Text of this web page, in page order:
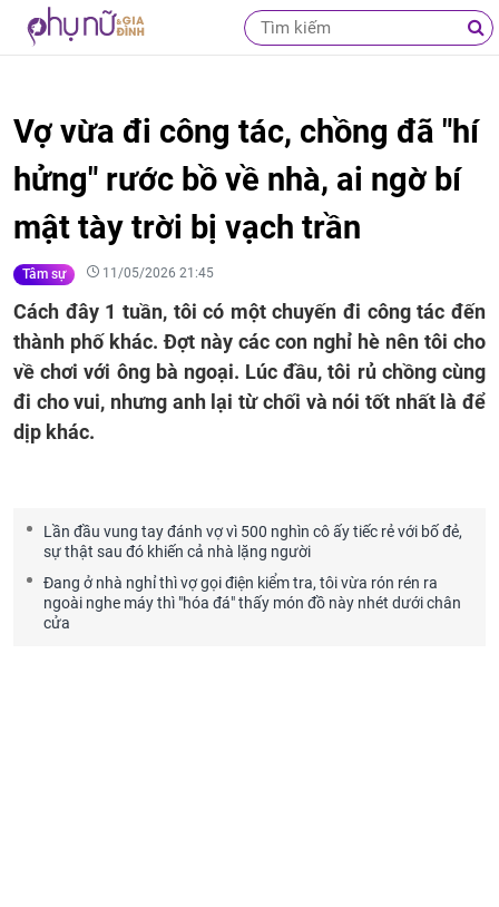
Vợ vừa đi công tác, chồng đã "hí
hửng" rước bồ về nhà, ai ngờ bí
mật tày trời bị vạch trần
Tâm sự 11/05/2026 21:45
Cách đây 1 tuần, tôi có một chuyến đi công tác đến
thành phố khác. Đợt này các con nghỉ hè nên tôi cho
về chơi với ông bà ngoại. Lúc đầu, tôi rủ chồng cùng
đi cho vui, nhưng anh lại từ chối và nói tốt nhất là để
dịp khác.
Lần đầu vung tay đánh vợ vì 500 nghìn cô ấy tiếc rẻ với bố đẻ,
sự thật sau đó khiến cả nhà lặng người
Đang ở nhà nghỉ thì vợ gọi điện kiểm tra, tôi vừa rón rén ra
ngoài nghe máy thì "hóa đá" thấy món đồ này nhét dưới chân
cửa